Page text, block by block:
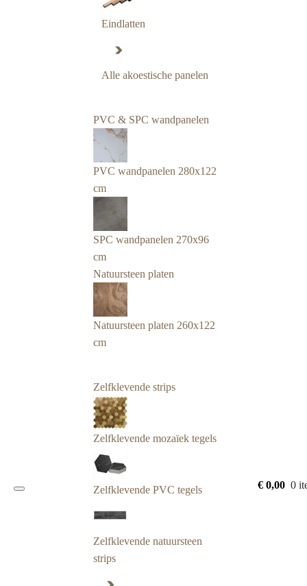
Eindlatten
Alle akoestische panelen
PVC & SPC wandpanelen
PVC wandpanelen 280x122
cm
SPC wandpanelen 270x96
cm
Natuursteen platen
Natuursteen platen 260x122
cm
Zelfklevende strips
Zelfklevende mozaïek tegels
Zelfklevende PVC tegels
Zelfklevende natuursteen
strips
€ 0,00 0